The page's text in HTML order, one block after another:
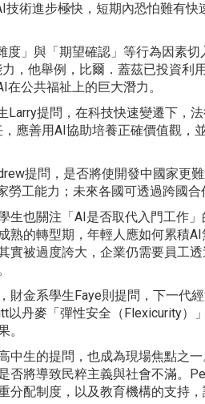
術進步極快，短期內恐怕難有
」與「期望確認」等行為因素切
，他舉例，比爾．蓋茲已投資利
公共福祉上的巨大潛力。
提問，在科技快速變遷下，法
應善用AI協助培養正確價值觀，
提問，是否將使開發中國家
工能力；未來各國可透過跨國合
生也關注「AI是否取代入門工作
熟的轉型期，年輕人應如何累積
實被過度誇大，企業仍需要員工
財金系學生Faye則提問，下一代
以丹麥「彈性安全（Flexicurity）
。
中生的提問，也成為現場焦點之
否將導致民粹主義與社會不滿。
分配制度，以及教育機構的支持